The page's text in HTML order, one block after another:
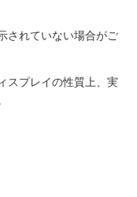
されていない場合がご
スプレイの性質上、実